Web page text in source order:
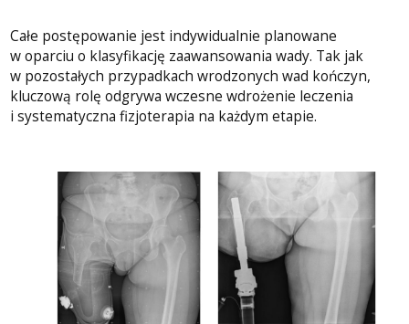
Całe postępowanie jest indywidualnie planowane
w oparciu o klasyfikację zaawansowania wady. Tak jak
w pozostałych przypadkach wrodzonych wad kończyn,
kluczową rolę odgrywa wczesne wdrożenie leczenia
i systematyczna fizjoterapia na każdym etapie.